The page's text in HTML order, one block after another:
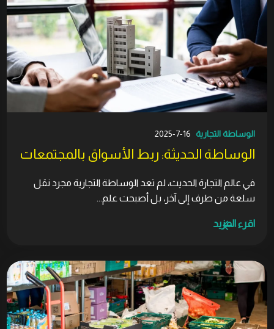
الوساطة التجارية 16-7-2025
الوساطة الحديثة: ربط الأسواق بالمجتمعات
في عالم التجارة الحديث، لم تعد الوساطة التجارية مجرد نقل
سلعة من طرف إلى آخر، بل أصبحت علم...
اقرء المزيد